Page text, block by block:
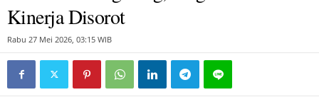
Kinerja Disorot
Rabu 27 Mei 2026, 03:15 WIB